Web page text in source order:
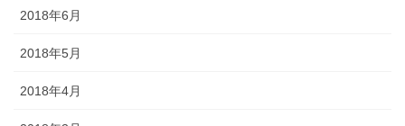
2018年6月
2018年5月
2018年4月